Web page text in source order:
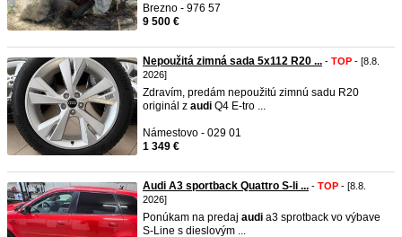
Brezno - 976 57
9 500 €
Nepoužitá zimná sada 5x112 R20 ... - TOP - [8.8.
2026]
Zdravím, predám nepoužitú zimnú sadu R20
originál z audi Q4 E-tro ...
Námestovo - 029 01
1 349 €
Audi A3 sportback Quattro S-li ... - TOP - [8.8.
2026]
Ponúkam na predaj audi a3 sprotback vo výbave
S-Line s dieslovým ...